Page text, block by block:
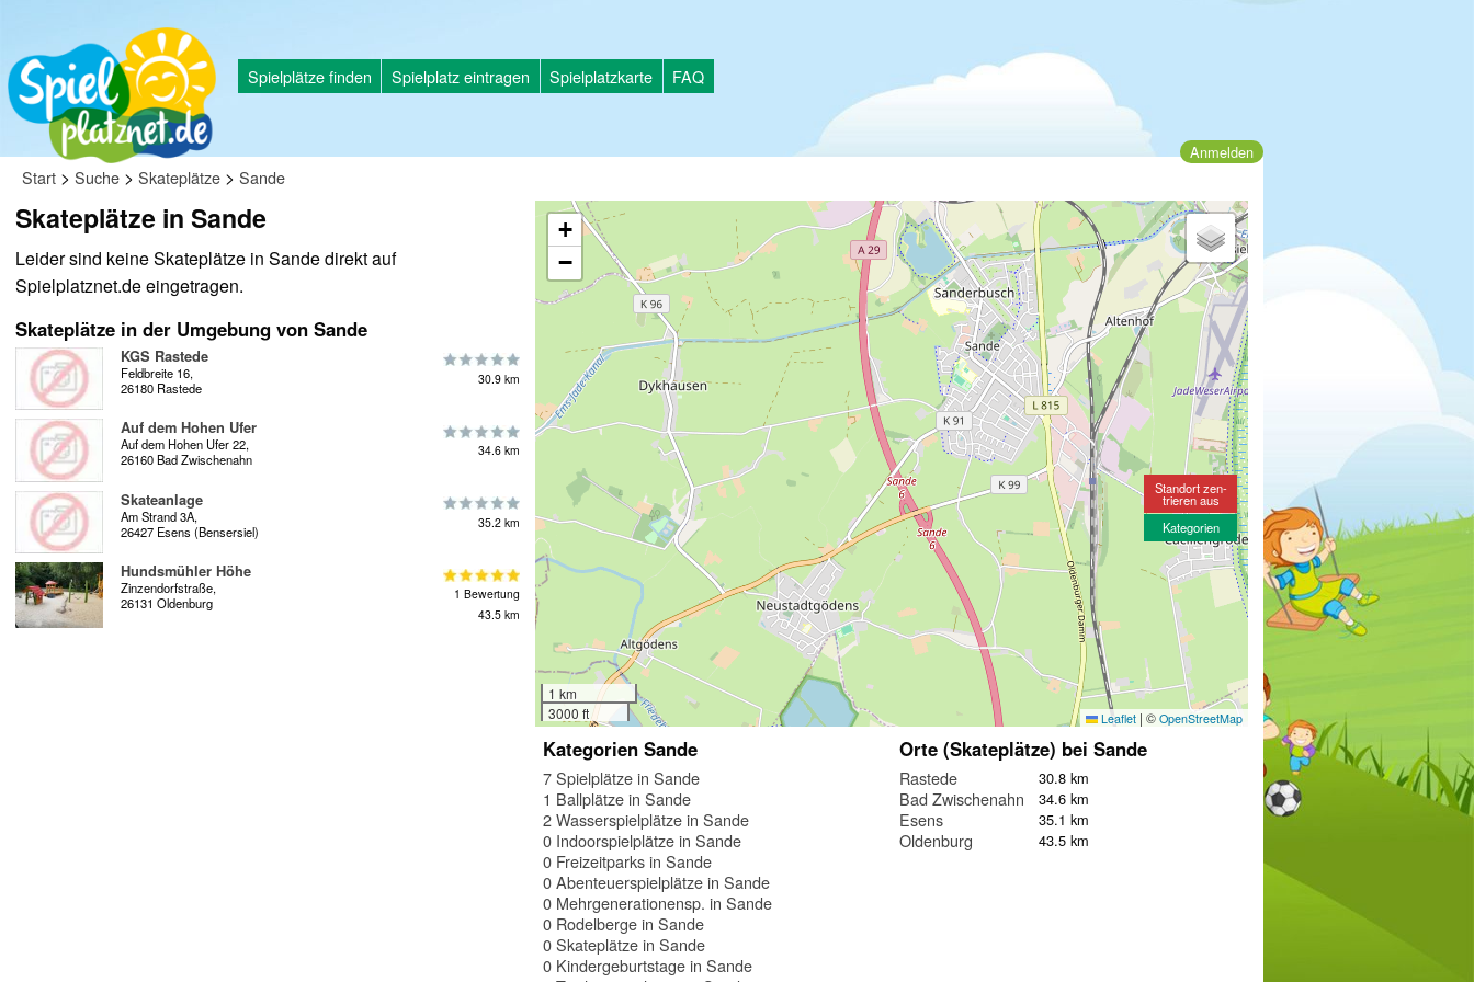
Spielplätze finden Spielplatz eintragen Spielplatzkarte FAQ
Anmelden
Start > Suche > Skateplätze > Sande
Skateplätze in Sande
Leider sind keine Skateplätze in Sande direkt auf
Spielplatznet.de eingetragen.
Skateplätze in der Umgebung von Sande
KGS Rastede
Feldbreite 16,
26180 Rastede
30.9 km
Auf dem Hohen Ufer
Auf dem Hohen Ufer 22,
26160 Bad Zwischenahn
34.6 km
Skateanlage
Am Strand 3A,
26427 Esens (Bensersiel)
35.2 km
Hundsmühler Höhe
Zinzendorfstraße,
26131 Oldenburg
1 Bewertung
43.5 km
+
−
1 km
3000 ft
Leaflet | © OpenStreetMap
Standort zen-
trieren aus
Kategorien
Kategorien Sande
7 Spielplätze in Sande
1 Ballplätze in Sande
2 Wasserspielplätze in Sande
0 Indoorspielplätze in Sande
0 Freizeitparks in Sande
0 Abenteuerspielplätze in Sande
0 Mehrgenerationensp. in Sande
0 Rodelberge in Sande
0 Skateplätze in Sande
0 Kindergeburtstage in Sande
Orte (Skateplätze) bei Sande
Rastede 30.8 km
Bad Zwischenahn 34.6 km
Esens 35.1 km
Oldenburg 43.5 km